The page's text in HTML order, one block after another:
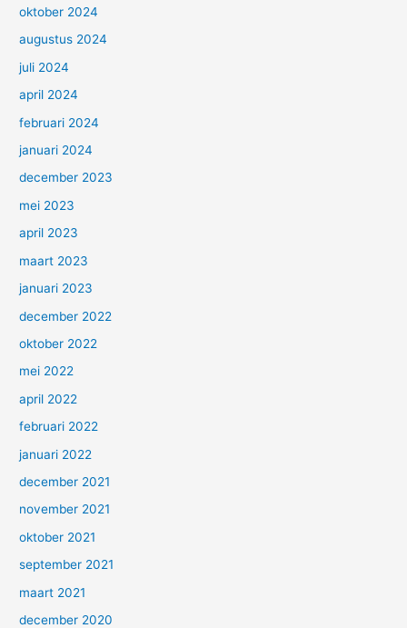
oktober 2024
augustus 2024
juli 2024
april 2024
februari 2024
januari 2024
december 2023
mei 2023
april 2023
maart 2023
januari 2023
december 2022
oktober 2022
mei 2022
april 2022
februari 2022
januari 2022
december 2021
november 2021
oktober 2021
september 2021
maart 2021
december 2020